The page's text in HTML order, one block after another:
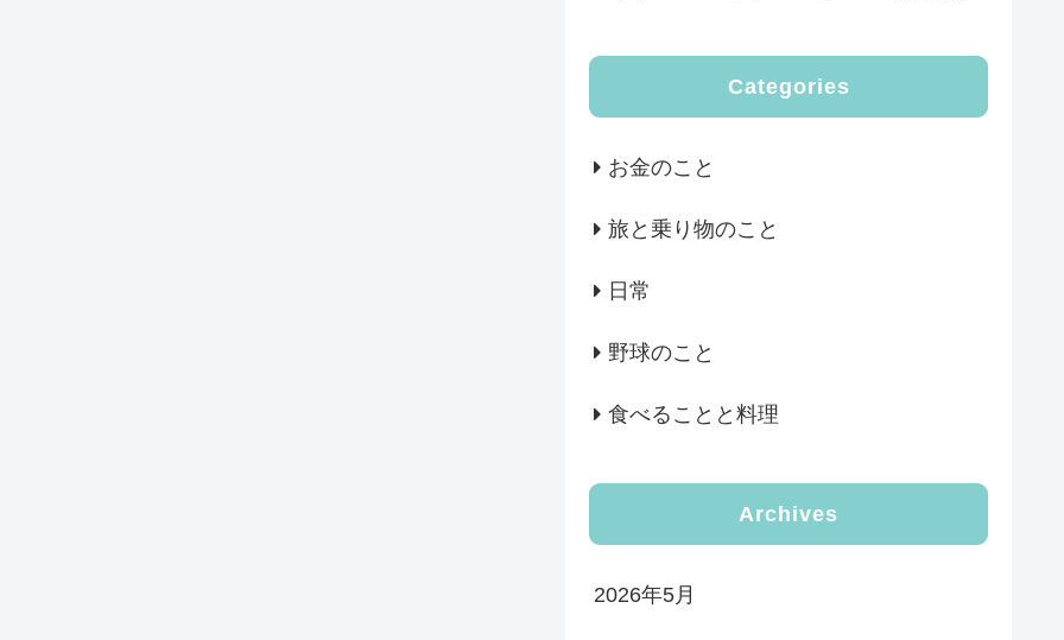
Categories
お金のこと
旅と乗り物のこと
日常
野球のこと
食べることと料理
Archives
2026年5月